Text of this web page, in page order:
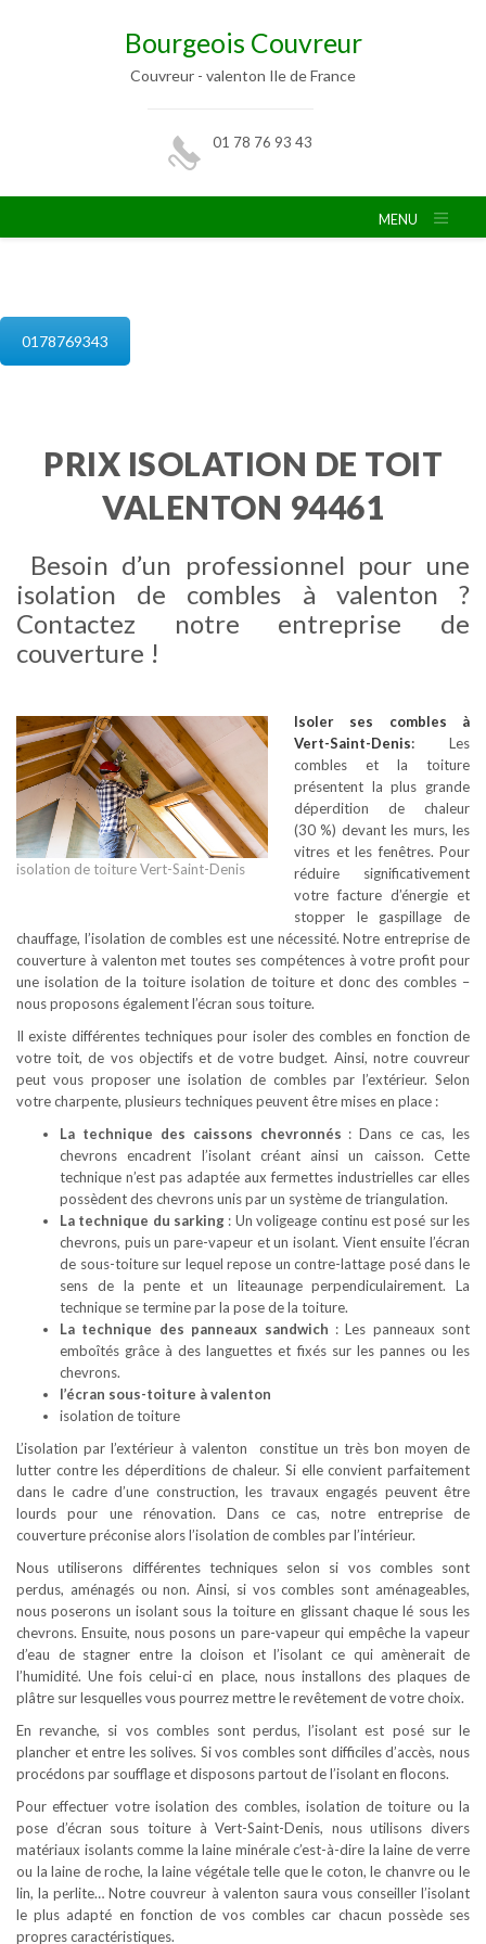
Bourgeois Couvreur
Couvreur - valenton Ile de France
01 78 76 93 43
MENU
0178769343
PRIX ISOLATION DE TOIT
VALENTON 94461
Besoin d’un professionnel pour une
isolation de combles à valenton ?
Contactez notre entreprise de
couverture !
isolation de toiture Vert-Saint-Denis
Isoler ses combles à
Vert-Saint-Denis: Les
combles et la toiture
présentent la plus grande
déperdition de chaleur
(30 %) devant les murs, les
vitres et les fenêtres. Pour
réduire significativement
votre facture d’énergie et
stopper le gaspillage de
chauffage, l’isolation de combles est une nécessité. Notre entreprise de
couverture à valenton met toutes ses compétences à votre profit pour
une isolation de la toiture isolation de toiture et donc des combles –
nous proposons également l’écran sous toiture.
Il existe différentes techniques pour isoler des combles en fonction de
votre toit, de vos objectifs et de votre budget. Ainsi, notre couvreur
peut vous proposer une isolation de combles par l’extérieur. Selon
votre charpente, plusieurs techniques peuvent être mises en place :
La technique des caissons chevronnés : Dans ce cas, les
chevrons encadrent l’isolant créant ainsi un caisson. Cette
technique n’est pas adaptée aux fermettes industrielles car elles
possèdent des chevrons unis par un système de triangulation.
La technique du sarking : Un voligeage continu est posé sur les
chevrons, puis un pare-vapeur et un isolant. Vient ensuite l’écran
de sous-toiture sur lequel repose un contre-lattage posé dans le
sens de la pente et un liteaunage perpendiculairement. La
technique se termine par la pose de la toiture.
La technique des panneaux sandwich : Les panneaux sont
emboîtés grâce à des languettes et fixés sur les pannes ou les
chevrons.
l’écran sous-toiture à valenton
isolation de toiture
L’isolation par l’extérieur à valenton constitue un très bon moyen de
lutter contre les déperditions de chaleur. Si elle convient parfaitement
dans le cadre d’une construction, les travaux engagés peuvent être
lourds pour une rénovation. Dans ce cas, notre entreprise de
couverture préconise alors l’isolation de combles par l’intérieur.
Nous utiliserons différentes techniques selon si vos combles sont
perdus, aménagés ou non. Ainsi, si vos combles sont aménageables,
nous poserons un isolant sous la toiture en glissant chaque lé sous les
chevrons. Ensuite, nous posons un pare-vapeur qui empêche la vapeur
d’eau de stagner entre la cloison et l’isolant ce qui amènerait de
l’humidité. Une fois celui-ci en place, nous installons des plaques de
plâtre sur lesquelles vous pourrez mettre le revêtement de votre choix.
En revanche, si vos combles sont perdus, l’isolant est posé sur le
plancher et entre les solives. Si vos combles sont difficiles d’accès, nous
procédons par soufflage et disposons partout de l’isolant en flocons.
Pour effectuer votre isolation des combles, isolation de toiture ou la
pose d’écran sous toiture à Vert-Saint-Denis, nous utilisons divers
matériaux isolants comme la laine minérale c’est-à-dire la laine de verre
ou la laine de roche, la laine végétale telle que le coton, le chanvre ou le
lin, la perlite… Notre couvreur à valenton saura vous conseiller l’isolant
le plus adapté en fonction de vos combles car chacun possède ses
propres caractéristiques.